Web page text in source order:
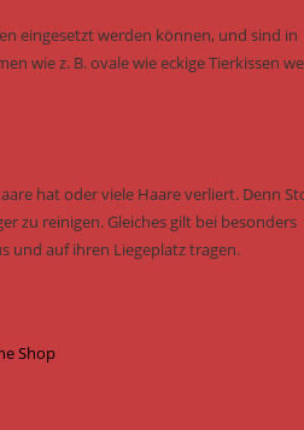
eingesetzt werden können, und sind in
wie z. B. ovale wie eckige Tierkissen
hat oder viele Haare verliert. Denn
zu reinigen. Gleiches gilt bei besonders
und auf ihren Liegeplatz tragen.
Shop